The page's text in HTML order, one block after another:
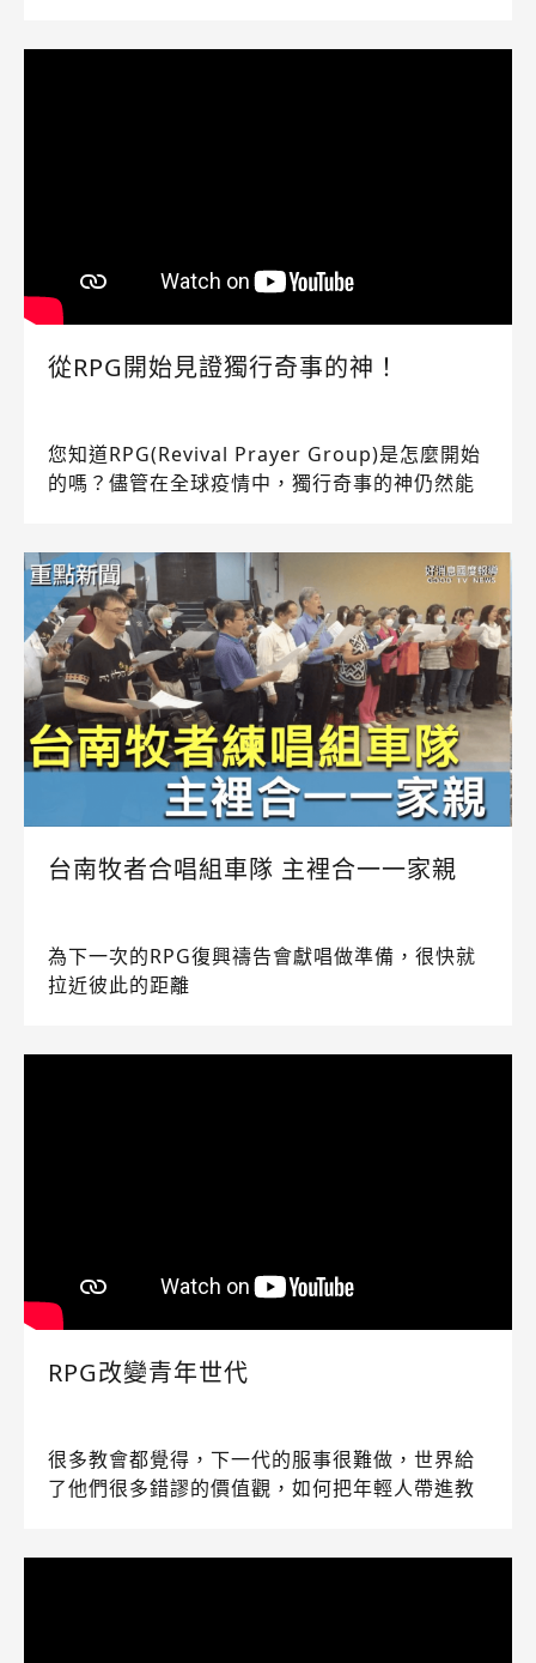
從RPG開始見證獨行奇事的神！
您知道RPG(Revival Prayer Group)是怎麼開始
的嗎？儘管在全球疫情中，獨行奇事的神仍然能
台南牧者合唱組車隊 主裡合一一家親
為下一次的RPG復興禱告會獻唱做準備，很快就
拉近彼此的距離
RPG改變青年世代
很多教會都覺得，下一代的服事很難做，世界給
了他們很多錯謬的價值觀，如何把年輕人帶進教